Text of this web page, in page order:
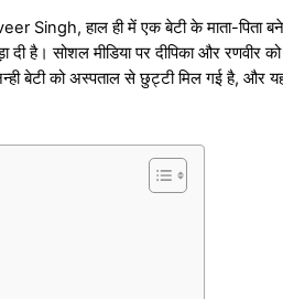
Singh, हाल ही में एक बेटी के माता-पिता
सोशल मीडिया पर दीपिका और रणवीर को
बेटी को अस्पताल से छुट्टी मिल गई है, और यह